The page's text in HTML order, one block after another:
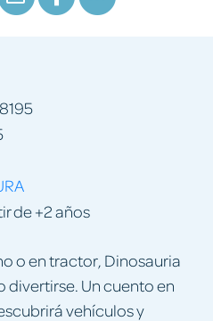
o en tractor, Dinosauria
Un cuento en
vehículos y
de +2 años